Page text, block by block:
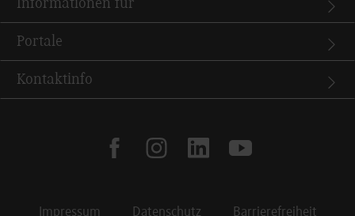
Informationen für
Portale
Kontaktinfo
facebookinstagramlinkedin youtube